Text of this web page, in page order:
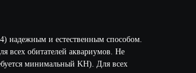
надежным и естественным способом.
всех обитателей аквариумов. Не
минимальный KH). Для всех